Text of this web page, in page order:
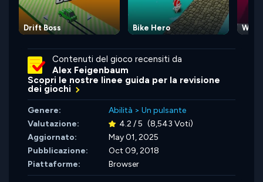
Drift Boss Bike Hero Wipo
Contenuti del gioco recensiti da
Alex Feigenbaum
Scopri le nostre linee guida per la revisione
dei giochi
Genere: Abilità > Un pulsante
Valutazione:
4.2 / 5 (8,543 Voti)
Aggiornato:
May 01, 2025
Pubblicazione:
Oct 09, 2018
Piattaforme:
Browser